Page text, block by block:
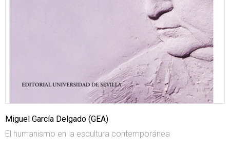
Miguel García Delgado (GEA)
El humanismo en la escultura contemporánea